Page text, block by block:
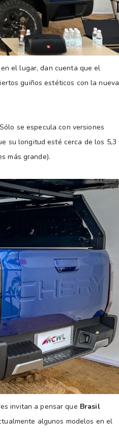
el lugar, dan cuenta que el
guiños estéticos con la nueva
se especula con versiones
su longitud esté cerca de los 5,3
más grande).
invitan a pensar que Brasil
algunos modelos en el